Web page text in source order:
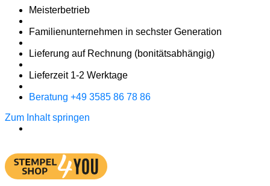
Meister­betrieb
Familien­unter­nehmen in sechster Gene­ration
Lieferung auf Rech­nung (bonitätsabhängig)
Liefer­zeit 1-2 Werk­tage
Bera­tung +49 3585 86 78 86
Zum Inhalt springen